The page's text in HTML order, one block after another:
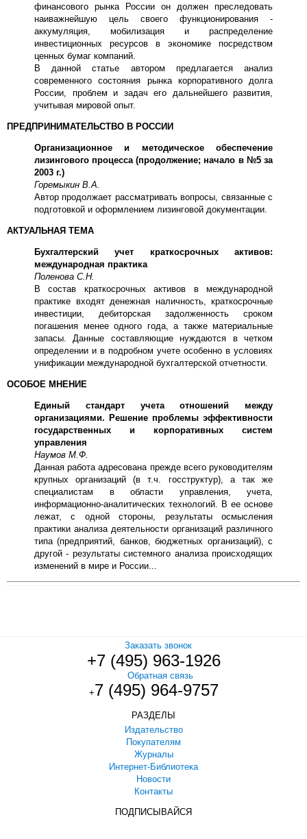
финансового рынка России он должен преследовать
наиважнейшую цель своего функционирования -
аккумуляция, мобилизация и распределение
инвестиционных ресурсов в экономике посредством
ценных бумаг компаний.
В данной статье автором предлагается анализ
современного состояния рынка корпоративного долга
России, проблем и задач его дальнейшего развития,
учитывая мировой опыт.
ПРЕДПРИНИМАТЕЛЬСТВО В РОССИИ
Организационное и методическое обеспечение
лизингового процесса (продолжение; начало в №5 за
2003 г.)
Горемыкин В.А.
Автор продолжает рассматривать вопросы, связанные с
подготовкой и оформлением лизинговой документации.
АКТУАЛЬНАЯ ТЕМА
Бухгалтерский учет краткосрочных активов:
международная практика
Поленова С.Н.
В состав краткосрочных активов в международной
практике входят денежная наличность, краткосрочные
инвестиции, дебиторская задолженность сроком
погашения менее одного года, а также материальные
запасы. Данные составляющие нуждаются в четком
определении и в подробном учете особенно в условиях
унификации международной бухгалтерской отчетности.
ОСОБОЕ МНЕНИЕ
Единый стандарт учета отношений между
организациями. Решение проблемы эффективности
государственных и корпоративных систем
управления
Наумов М.Ф.
Данная работа адресована прежде всего руководителям
крупных организаций (в т.ч. госструктур), а так же
специалистам в области управления, учета,
информационно-аналитических технологий. В ее основе
лежат, с одной стороны, результаты осмысления
практики анализа деятельности организаций различного
типа (предприятий, банков, бюджетных организаций), с
другой - результаты системного анализа происходящих
изменений в мире и России...
Заказать звонок
+7 (495) 963-1926
Обратная связь
+7 (495) 964-9757
РАЗДЕЛЫ
Издательство
Покупателям
Журналы
Интернет-Библиотека
Новости
Контакты
ПОДПИСЫВАЙСЯ